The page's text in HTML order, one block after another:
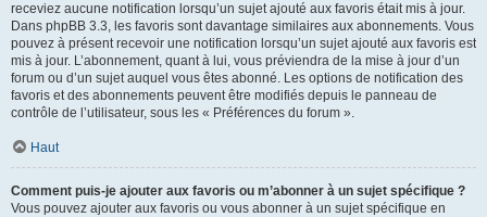
receviez aucune notification lorsqu’un sujet ajouté aux favoris était mis à jour.
Dans phpBB 3.3, les favoris sont davantage similaires aux abonnements. Vous
pouvez à présent recevoir une notification lorsqu’un sujet ajouté aux favoris est
mis à jour. L’abonnement, quant à lui, vous préviendra de la mise à jour d’un
forum ou d’un sujet auquel vous êtes abonné. Les options de notification des
favoris et des abonnements peuvent être modifiés depuis le panneau de
contrôle de l’utilisateur, sous les « Préférences du forum ».
Haut
Comment puis-je ajouter aux favoris ou m’abonner à un sujet spécifique ?
Vous pouvez ajouter aux favoris ou vous abonner à un sujet spécifique en